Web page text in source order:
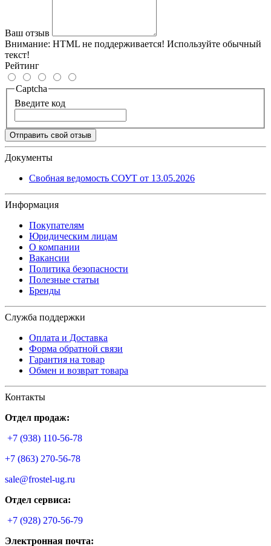
Ваш отзыв
Внимание: HTML не поддерживается! Используйте обычный
текст!
Рейтинг
Captcha
Введите код
Отправить свой отзыв
Документы
Свобная ведомость СОУТ от 13.05.2026
Информация
Покупателям
Юридическим лицам
О компании
Вакансии
Политика безопасности
Полезные статьи
Бренды
Служба поддержки
Оплата и Доставка
Форма обратной связи
Гарантия на товар
Обмен и возврат товара
Контакты
Отдел продаж:
+7 (938) 110-56-78
+7 (863) 270-56-78
sale@frostel-ug.ru
Отдел сервиса:
+7 (928) 270-56-79
Электронная почта: